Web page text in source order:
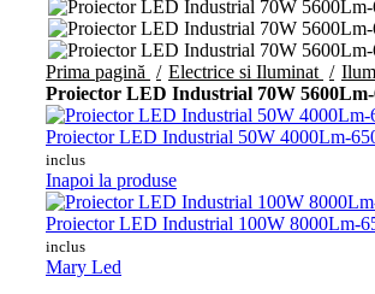
Prima pagină Electrice si Iluminat
Proiector LED Industrial 70W
Proiector LED Industrial 50W 4000Lm-
inclus
Inapoi la produse
Proiector LED Industrial 100W 8000Lm-
inclus
Mary Led